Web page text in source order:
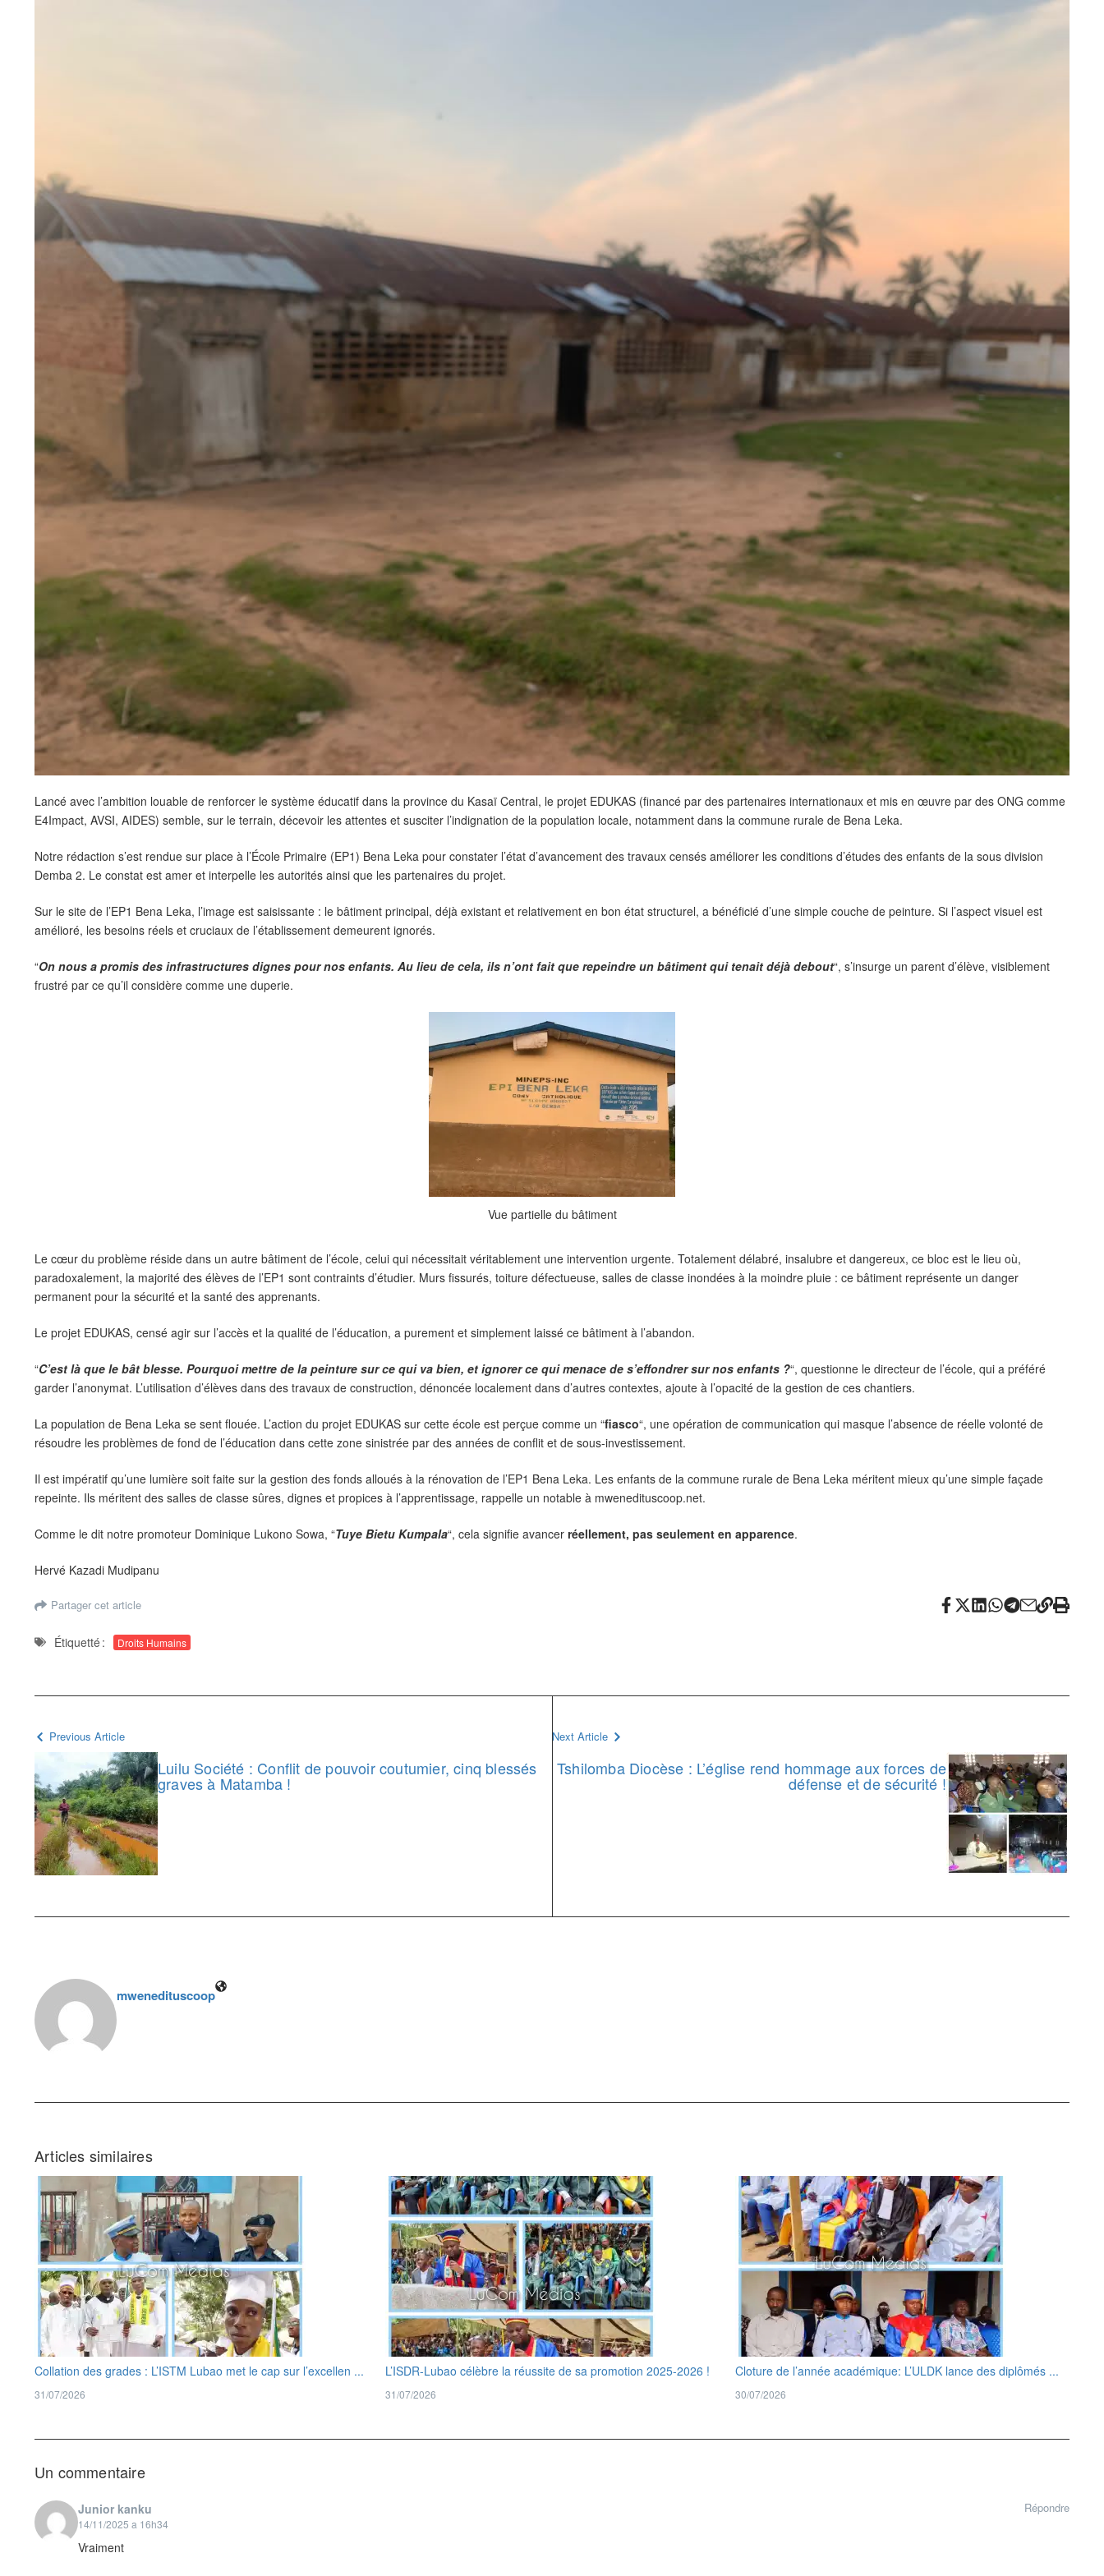
Lancé avec l’ambition louable de renforcer le système éducatif dans la province du Kasaï Central, le projet EDUKAS (financé par des partenaires internationaux et mis en œuvre par des ONG comme
E4Impact, AVSI, AIDES) semble, sur le terrain, décevoir les attentes et susciter l’indignation de la population locale, notamment dans la commune rurale de Bena Leka.
Notre rédaction s’est rendue sur place à l’École Primaire (EP1) Bena Leka pour constater l’état d’avancement des travaux censés améliorer les conditions d’études des enfants de la sous division
Demba 2. Le constat est amer et interpelle les autorités ainsi que les partenaires du projet.
Sur le site de l’EP1 Bena Leka, l’image est saisissante : le bâtiment principal, déjà existant et relativement en bon état structurel, a bénéficié d’une simple couche de peinture. Si l’aspect visuel est
amélioré, les besoins réels et cruciaux de l’établissement demeurent ignorés.
“On nous a promis des infrastructures dignes pour nos enfants. Au lieu de cela, ils n’ont fait que repeindre un bâtiment qui tenait déjà debout“, s’insurge un parent d’élève, visiblement
frustré par ce qu’il considère comme une duperie.
Vue partielle du bâtiment
Le cœur du problème réside dans un autre bâtiment de l’école, celui qui nécessitait véritablement une intervention urgente. Totalement délabré, insalubre et dangereux, ce bloc est le lieu où,
paradoxalement, la majorité des élèves de l’EP1 sont contraints d’étudier. Murs fissurés, toiture défectueuse, salles de classe inondées à la moindre pluie : ce bâtiment représente un danger
permanent pour la sécurité et la santé des apprenants.
Le projet EDUKAS, censé agir sur l’accès et la qualité de l’éducation, a purement et simplement laissé ce bâtiment à l’abandon.
“C’est là que le bât blesse. Pourquoi mettre de la peinture sur ce qui va bien, et ignorer ce qui menace de s’effondrer sur nos enfants ?“, questionne le directeur de l’école, qui a préféré
garder l’anonymat. L’utilisation d’élèves dans des travaux de construction, dénoncée localement dans d’autres contextes, ajoute à l’opacité de la gestion de ces chantiers.
La population de Bena Leka se sent flouée. L’action du projet EDUKAS sur cette école est perçue comme un “fiasco“, une opération de communication qui masque l’absence de réelle volonté de
résoudre les problèmes de fond de l’éducation dans cette zone sinistrée par des années de conflit et de sous-investissement.
Il est impératif qu’une lumière soit faite sur la gestion des fonds alloués à la rénovation de l’EP1 Bena Leka. Les enfants de la commune rurale de Bena Leka méritent mieux qu’une simple façade
repeinte. Ils méritent des salles de classe sûres, dignes et propices à l’apprentissage, rappelle un notable à mwenedituscoop.net.
Comme le dit notre promoteur Dominique Lukono Sowa, “Tuye Bietu Kumpala“, cela signifie avancer réellement, pas seulement en apparence.
Hervé Kazadi Mudipanu
Partager cet article
Étiquetté : Droits Humains
Previous Article
Luilu Société : Conflit de pouvoir coutumier, cinq blessés
graves à Matamba !
Next Article
Tshilomba Diocèse : L’église rend hommage aux forces de
défense et de sécurité !
mwenedituscoop
Articles similaires
Collation des grades : L’ISTM Lubao met le cap sur l’excellen ...
31/07/2026
L’ISDR-Lubao célèbre la réussite de sa promotion 2025-2026 !
31/07/2026
Cloture de l’année académique: L’ULDK lance des diplômés ...
30/07/2026
Un commentaire
Junior kanku
14/11/2025 a 16h34
Répondre
Vraiment